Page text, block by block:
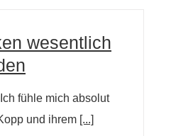
wesentlich
fühle mich absolut
und ihrem [...]